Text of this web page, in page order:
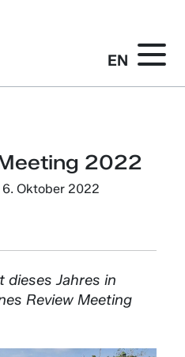
EN
2022
6. Oktober 2022
dieses Jahres in
Review Meeting